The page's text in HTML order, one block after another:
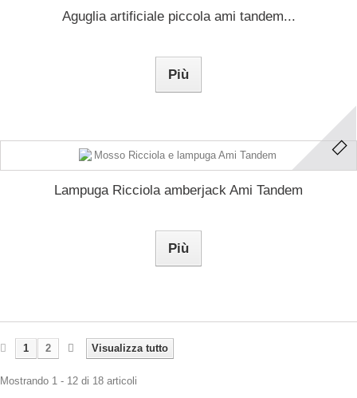
Aguglia artificiale piccola ami tandem...
Più
Lampuga Ricciola amberjack Ami Tandem
Più
Visualizza tutto
1 2
Mostrando 1 - 12 di 18 articoli